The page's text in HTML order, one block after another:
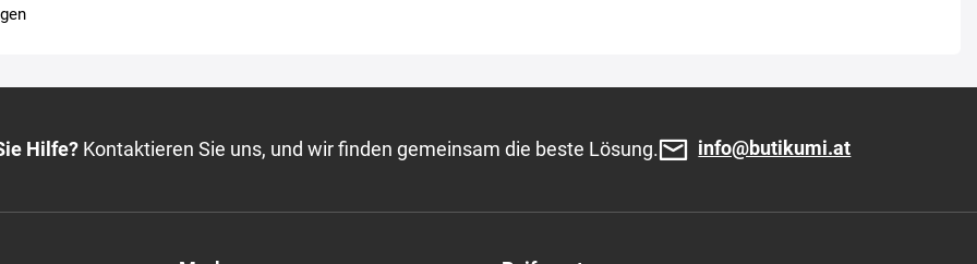
205-50-r-16
245-40-r-18 245-45-r-17 245-45-r-18 255-35-r-18 255-35-r-19 255-55-r-18
Hilfe? Kontaktieren Sie uns, und wir finden gemeinsam die beste Lösung. info@butikumi.at